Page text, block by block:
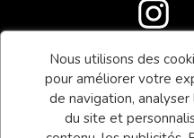
Conditions
Nous utilisons des
pour améliorer votre
de navigation,
du site et